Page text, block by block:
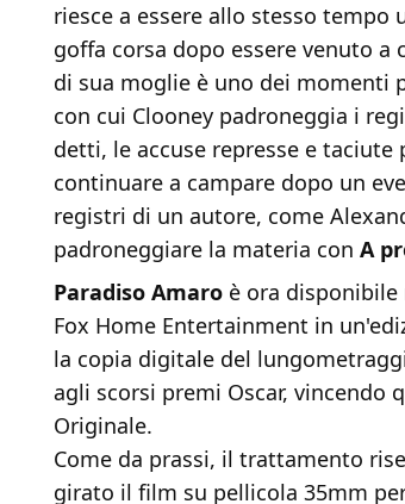
riesce a essere allo stesso tempo
goffa corsa dopo essere venuto a
di sua moglie è uno dei momenti
con cui Clooney padroneggia i
detti, le accuse represse e
continuare a campare dopo un
registri di un autore, come
padroneggiare la materia con A
Paradiso Amaro è ora
Fox Home Entertainment in
la copia digitale del
agli scorsi premi Oscar, vincendo
Originale.
Come da prassi, il trattamento
girato il film su pellicola 35mm